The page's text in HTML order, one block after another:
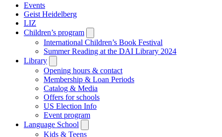
Events
Geist Heidelberg
LIZ
Children’s program
submenu
International Children’s Book Festival
Summer Reading at the DAI Library 2024
Library
submenu
Opening hours & contact
Membership & Loan Periods
Catalog & Media
Offers for schools
US Election Info
Event program
Language School
submenu
Kids & Teens